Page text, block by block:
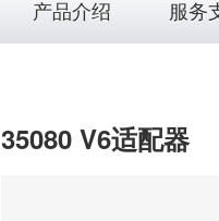
产品介绍 服务
35080 V6适配器